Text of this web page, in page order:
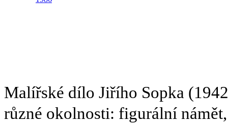
Malířské dílo Jiřího Sopka
různé okolnosti: figurální